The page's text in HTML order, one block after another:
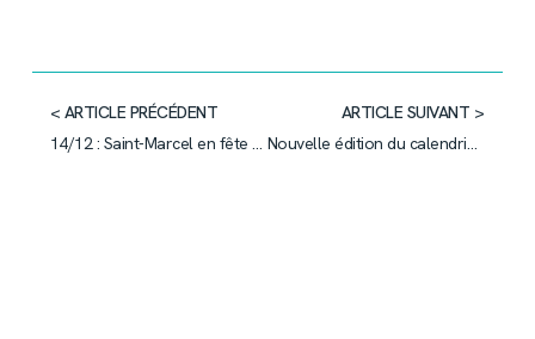
< ARTICLE PRÉCÉDENT
ARTICLE SUIVANT >